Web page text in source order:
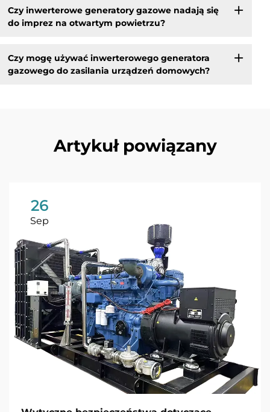
Czy inwerterowe generatory gazowe nadają się
do imprez na otwartym powietrzu?
Czy mogę używać inwerterowego generatora
gazowego do zasilania urządzeń domowych?
Artykuł powiązany
26
Sep